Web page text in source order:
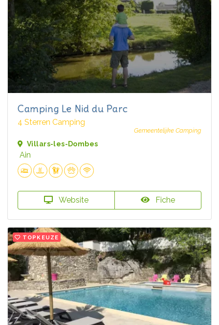
Camping Le Nid du Parc
4 Sterren Camping
Gemeentelijke Camping
Villars-les-Dombes
Ain
Website Fiche
TOPKEUZE